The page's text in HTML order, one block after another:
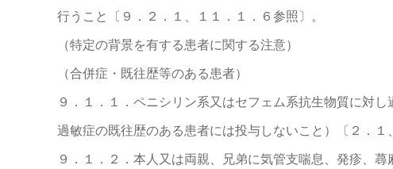
行うこと〔９．２．１、１１．１．６参照〕。
（特定の背景を有する患者に関する注意）
（合併症・既往歴等のある患者）
９．１．１．ペニシリン系又はセフェム系抗生物質に対
過敏症の既往歴のある患者には投与しないこと）〔２．１
９．１．２．本人又は両親、兄弟に気管支喘息、発疹、